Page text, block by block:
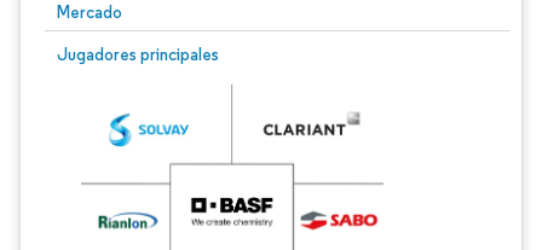
Mercado
Jugadores principales